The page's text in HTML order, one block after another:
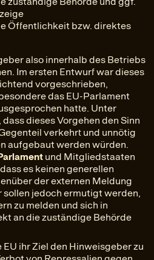
Öffentlichkeit bzw. direktes
also innerhalb des Betriebs
Im ersten Entwurf war dieses
vorgeschrieben,
das EU-Parlament
hatte. Unter
dieses Vorgehen den Sinn
verkehrt und unnötig
aufgebaut werden würden.
und Mitgliedstaaten
es keinen generellen
der externen Meldung
jedoch ermutigt werden,
zu melden und sich in
an die zuständige Behörde
ihr Ziel den Hinweisgeber zu